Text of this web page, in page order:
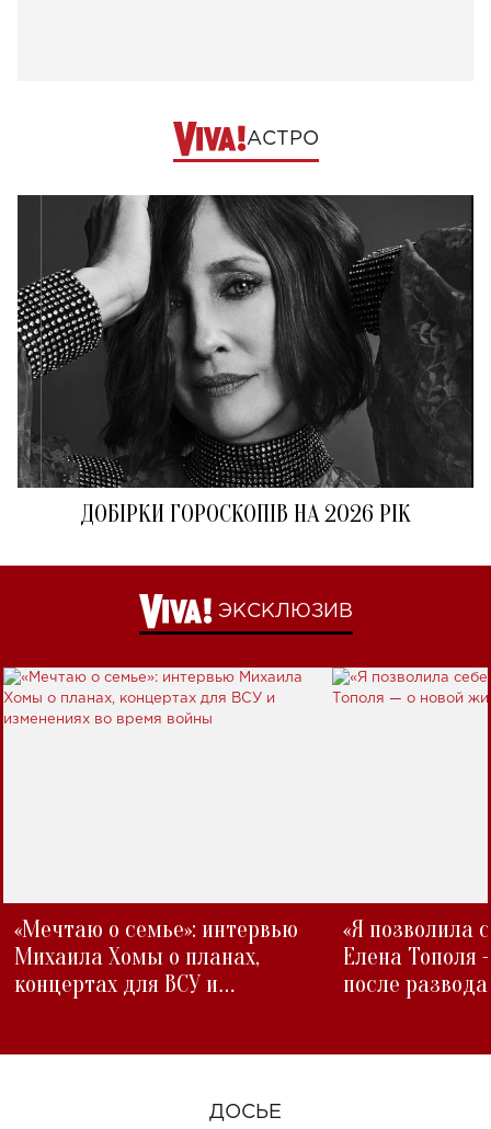
АСТРО
ДОБІРКИ ГОРОСКОПІВ НА 2026 РІК
ЭКСКЛЮЗИВ
«Мечтаю о семье»: интервью
Михаила Хомы о планах,
концертах для ВСУ и
«Я позволила
Елена Тополя
после развода
ДОСЬЕ